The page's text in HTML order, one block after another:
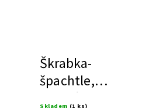
Škrabka-
špachtle,
italská
Skladem (1 ks)